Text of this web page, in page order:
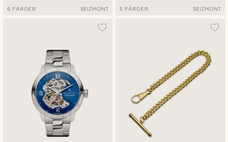
6 FÄRGER SEIZMONT 5 FÄRGER SEIZMONT